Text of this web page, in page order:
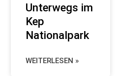
Unterwegs im
Kep
Nationalpark
WEITERLESEN »